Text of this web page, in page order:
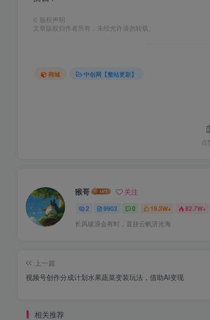
© 版权声明
文章版权归作者所有，未经允许请勿转载。
商城 中创网【整站更新】
点
猴哥 关注
2 9903 0 19.3W+ 82.7W+
长风破浪会有时，直挂云帆济沧海
上一篇
视频号创作分成计划水果蔬菜变装玩法，借助AI变现
相关推荐